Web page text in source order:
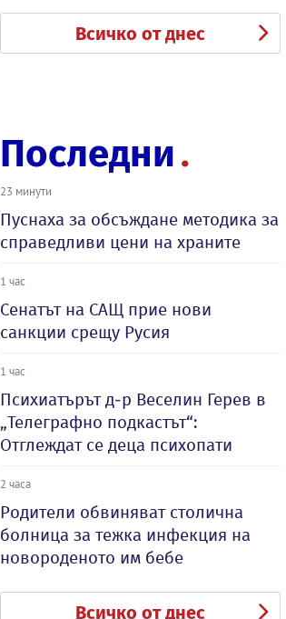
Всичко от днес
Последни
23 минути
Пуснаха за обсъждане методика за
справедливи цени на храните
1 час
Сенатът на САЩ прие нови
санкции срещу Русия
1 час
Психиатърът д-р Веселин Герев в
„Телеграфно подкастът“:
Отглеждат се деца психопати
2 часа
Родители обвиняват столична
болница за тежка инфекция на
новороденото им бебе
Всичко от днес